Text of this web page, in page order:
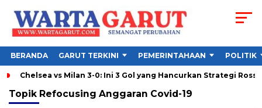
BERANDA GARUT TERKINI PEMERINTAHAAN POLITIK
Chelsea vs Milan 3-0: Ini 3 Gol yang Hancurkan Strategi
Topik Refocusing Anggaran Covid-19